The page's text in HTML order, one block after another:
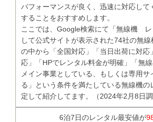
パフォーマンスが良く、迅速に対応して
することをおすすめします。
ここでは、Google検索にて「無線機
して公式サイトが表示された74社の無
の中から「全国対応」「当日出荷に対応
応」「HPでレンタル料金が明確」「無
メイン事業としている、もしくは専用サ
る」という条件を満たしている無線機の
定して紹介してます。（2024年2月8日調
6泊7日のレンタル最安値が